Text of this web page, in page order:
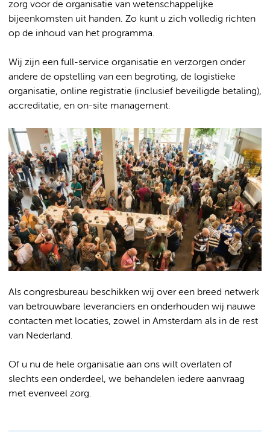
zorg voor de organisatie van wetenschappelijke
bijeenkomsten uit handen. Zo kunt u zich volledig richten
op de inhoud van het programma.
Wij zijn een full-service organisatie en verzorgen onder
andere de opstelling van een begroting, de logistieke
organisatie, online registratie (inclusief beveiligde betaling),
accreditatie, en on-site management.
Als congresbureau beschikken wij over een breed netwerk
van betrouwbare leveranciers en onderhouden wij nauwe
contacten met locaties, zowel in Amsterdam als in de rest
van Nederland.
Of u nu de hele organisatie aan ons wilt overlaten of
slechts een onderdeel, we behandelen iedere aanvraag
met evenveel zorg.